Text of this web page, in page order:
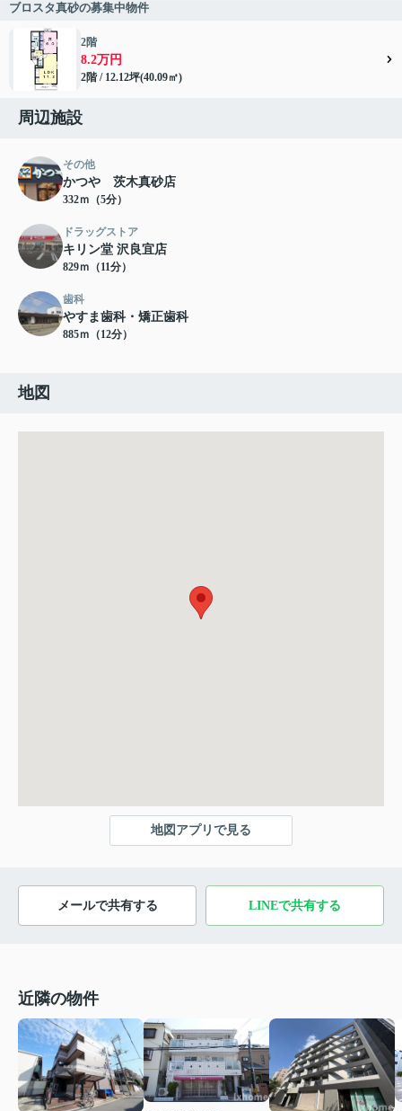
ブロスタ真砂の募集中物件
2階
8.2万円
2階 / 12.12坪(40.09㎡)
周辺施設
その他
かつや 茨木真砂店
332ｍ（5分）
ドラッグストア
キリン堂 沢良宜店
829ｍ（11分）
歯科
やすま歯科・矯正歯科
885ｍ（12分）
地図
地図アプリで見る
メールで共有する LINEで共有する
近隣の物件